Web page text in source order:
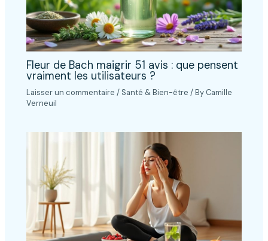
Fleur de Bach maigrir 51 avis : que pensent
vraiment les utilisateurs ?
Laisser un commentaire / Santé & Bien-être / By Camille
Verneuil